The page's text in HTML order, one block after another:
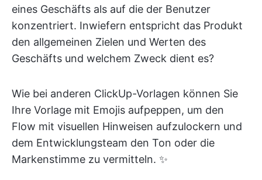
eines Geschäfts als auf die der Benutzer
konzentriert. Inwiefern entspricht das Produkt
den allgemeinen Zielen und Werten des
Geschäfts und welchem Zweck dient es?
Wie bei anderen ClickUp-Vorlagen können Sie
Ihre Vorlage mit Emojis aufpeppen, um den
Flow mit visuellen Hinweisen aufzulockern und
dem Entwicklungsteam den Ton oder die
Markenstimme zu vermitteln. ✨